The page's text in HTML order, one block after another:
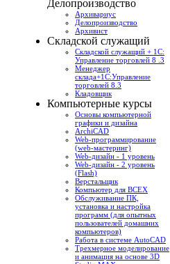
Делопроизводство
Архивариус
Делопроизводство
Архивист
Складской служащий
Складской служащий + 1С:
Управление торговлей 8 .3
Менеджер
склада+1С:Управление
торговлей 8.3
Кладовщик
Компьютерные курсы
Основы компьютерной
графики и дизайна
ArchiCAD
Web-программирование
(web-мастеринг)
Web-дизайн - 1 уровень
Web-дизайн - 2 уровень
(Flash)
Верстальщик
Компьютер для ВСЕХ
Обслуживание ПК,
установка и настройка
программ (для опытных
пользователей домашних
компьютеров)
Работа в системе AutoCAD
Трехмерное моделирование
и анимация на основе 3D